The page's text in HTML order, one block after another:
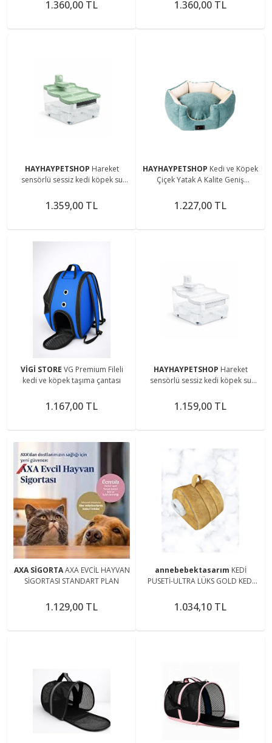
1.360,00 TL 1.360,00 TL
HAYHAYPETSHOP Hareket
sensörlü sessiz kedi köpek su
1.359,00 TL
HAYHAYPETSHOP Kedi ve Köpek
Çiçek Yatak A Kalite Geniş
1.227,00 TL
VİGİ STORE VG Premium Fileli
kedi ve köpek taşıma çantası
1.167,00 TL
HAYHAYPETSHOP Hareket
sensörlü sessiz kedi köpek su
1.159,00 TL
AXA SİGORTAAXA EVCİL HAYVAN
SİGORTASI STANDART PLAN
1.129,00 TL
annebebektasarım KEDİ
PUSETİ-ULTRA LÜKS GOLD KEDİ
1.034,10 TL